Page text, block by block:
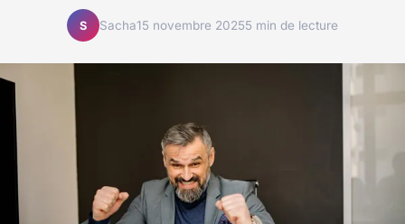
S Sacha15 novembre 20255 min de lecture